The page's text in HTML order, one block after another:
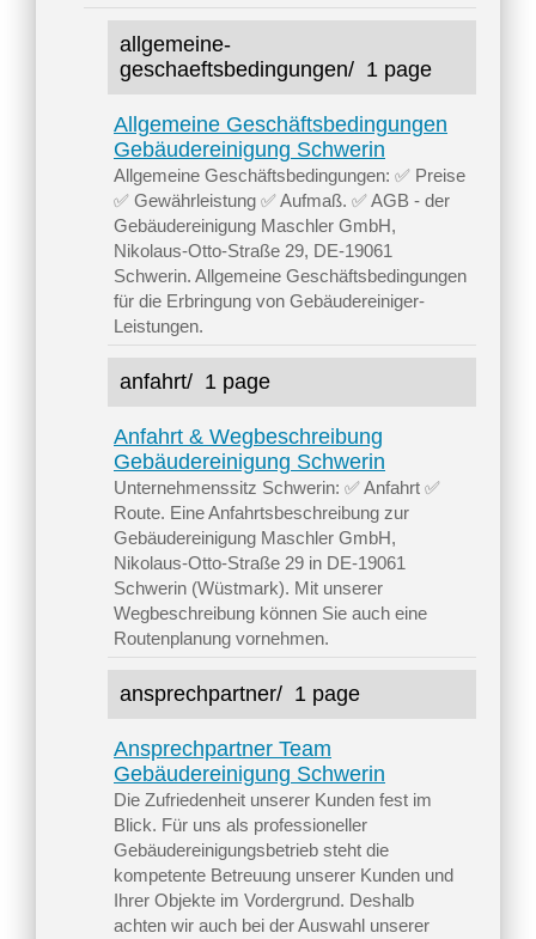
allgemeine-
geschaeftsbedingungen/ 1 page
Allgemeine Geschäftsbedingungen
Gebäudereinigung Schwerin
Allgemeine Geschäftsbedingungen: ✅ Preise
✅ Gewährleistung ✅ Aufmaß. ✅ AGB - der
Gebäudereinigung Maschler GmbH,
Nikolaus-Otto-Straße 29, DE-19061
Schwerin. Allgemeine Geschäftsbedingungen
für die Erbringung von Gebäudereiniger-
Leistungen.
anfahrt/ 1 page
Anfahrt & Wegbeschreibung
Gebäudereinigung Schwerin
Unternehmenssitz Schwerin: ✅ Anfahrt ✅
Route. Eine Anfahrtsbeschreibung zur
Gebäudereinigung Maschler GmbH,
Nikolaus-Otto-Straße 29 in DE-19061
Schwerin (Wüstmark). Mit unserer
Wegbeschreibung können Sie auch eine
Routenplanung vornehmen.
ansprechpartner/ 1 page
Ansprechpartner Team
Gebäudereinigung Schwerin
Die Zufriedenheit unserer Kunden fest im
Blick. Für uns als professioneller
Gebäudereinigungsbetrieb steht die
kompetente Betreuung unserer Kunden und
Ihrer Objekte im Vordergrund. Deshalb
achten wir auch bei der Auswahl unserer